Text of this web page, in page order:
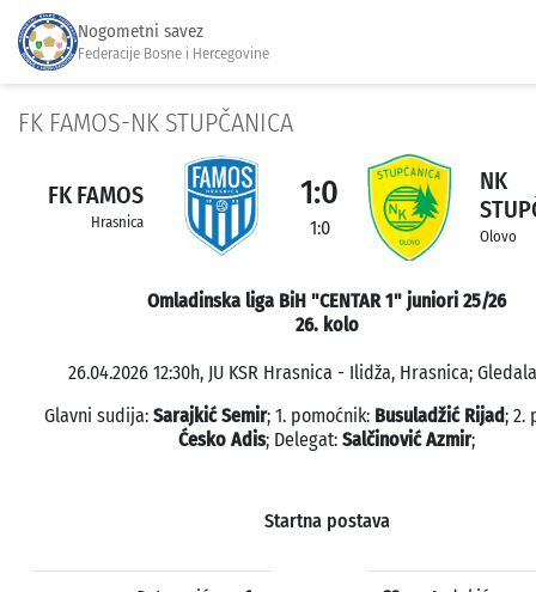
Nogometni savez
Federacije Bosne i Hercegovine
FK FAMOS-NK STUPČANICA
FK FAMOS
Hrasnica
1:0
1:0
NK
Olovo
Omladinska liga BiH "CENTAR 1" juniori 25/26
26. kolo
26.04.2026 12:30h, JU KSR Hrasnica - Ilidža, Hrasnica;
Glavni sudija: Sarajkić Semir; 1. pomoćnik: Busuladžić Rijad; 2.
Ćesko Adis; Delegat: Salčinović Azmir;
Startna postava